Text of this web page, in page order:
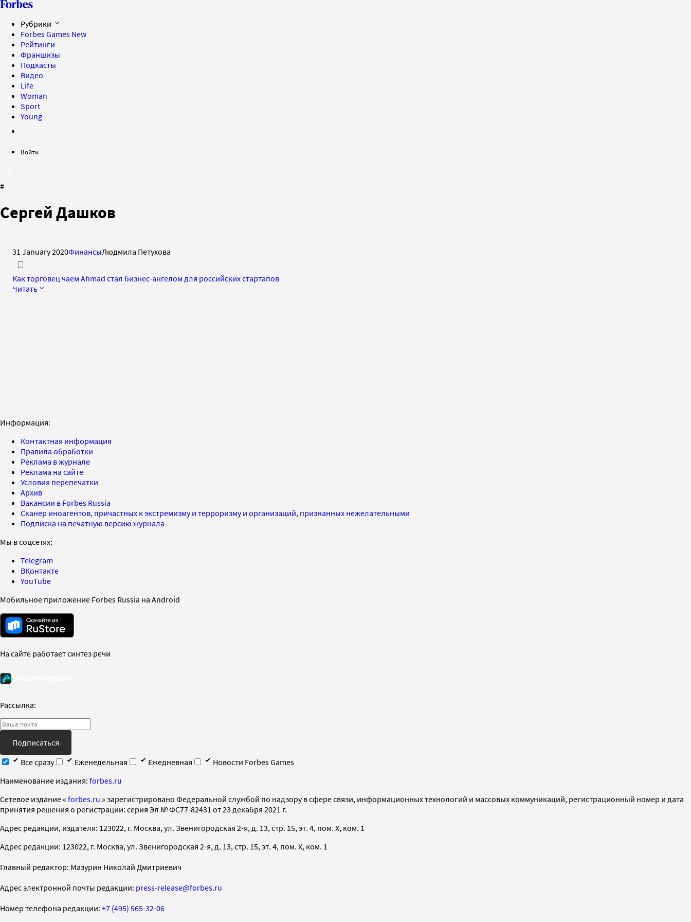
Рубрики
Forbes Games New
Рейтинги
Франшизы
Подкасты
Видео
Life
Woman
Sport
Young
Войти
#
Сергей Дашков
31 January 2020ФинансыЛюдмила Петухова
Как торговец чаем Ahmad стал бизнес-ангелом для российских стартапов
Читать
Информация:
Контактная информация
Правила обработки
Реклама в журнале
Реклама на сайте
Условия перепечатки
Архив
Вакансии в Forbes Russia
Сканер иноагентов, причастных к экстремизму и терроризму и организаций, признанных нежелательными
Подписка на печатную версию журнала
Мы в соцсетях:
Telegram
ВКонтакте
YouTube
Мобильное приложение Forbes Russia на Android
На сайте работает синтез речи
Рассылка:
Подписаться
Все сразу
Еженедельная Ежедневная
Новости Forbes Games
Наименование издания: forbes.ru
Cетевое издание « forbes.ru » зарегистрировано Федеральной службой по надзору в сфере связи, информационных технологий и массовых коммуникаций, регистрационный номер и дата
принятия решения о регистрации: серия Эл № ФС77-82431 от 23 декабря 2021 г.
Адрес редакции, издателя: 123022, г. Москва, ул. Звенигородская 2-я, д. 13, стр. 15, эт. 4, пом. X, ком. 1
Адрес редакции: 123022, г. Москва, ул. Звенигородская 2-я, д. 13, стр. 15, эт. 4, пом. X, ком. 1
Главный редактор: Мазурин Николай Дмитриевич
Адрес электронной почты редакции: press-release@forbes.ru
Номер телефона редакции: +7 (495) 565-32-06